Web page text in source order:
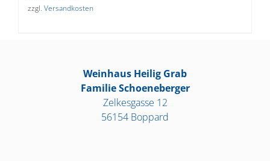
zzgl. Versandkosten
Weinhaus Heilig Grab
Familie Schoeneberger
Zelkesgasse 12
56154 Boppard